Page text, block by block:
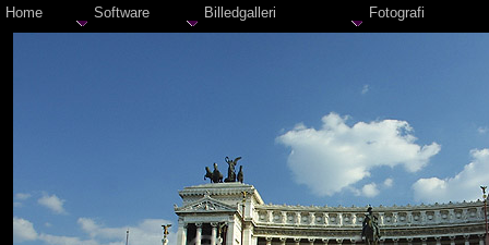
Home Software Billedgalleri Fotografi